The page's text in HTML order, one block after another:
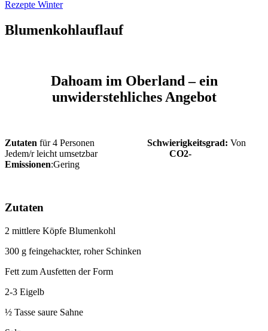
Rezepte Winter
Blumenkohlauflauf
Dahoam im Oberland – ein
unwiderstehliches Angebot
Zutaten für 4 Personen Schwierigkeitsgrad: Von
Jedem/r leicht umsetzbar CO2-
Emissionen:Gering
Zutaten
2 mittlere Köpfe Blumenkohl
300 g feingehackter, roher Schinken
Fett zum Ausfetten der Form
2-3 Eigelb
½ Tasse saure Sahne